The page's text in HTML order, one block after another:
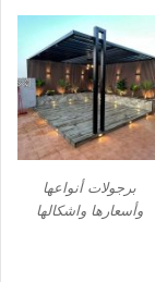
برجولات أنواعها
وأسعارها واشكالها